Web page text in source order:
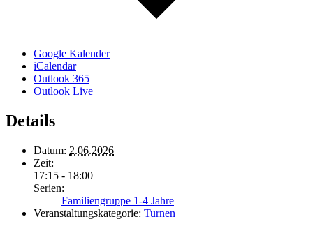
Google Kalender
iCalendar
Outlook 365
Outlook Live
Details
Datum: 2.06.2026
Zeit:
17:15 - 18:00
Serien:
Familiengruppe 1-4 Jahre
Veranstaltungskategorie: Turnen